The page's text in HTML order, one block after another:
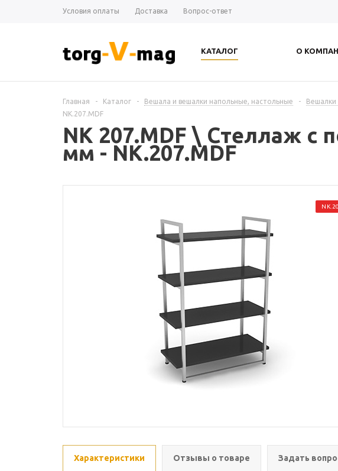
Условия оплаты Доставка Вопрос-ответ
КАТАЛОГ О
Главная - Каталог - Вешала и вешалки напольные, настольные - Вешалки
NK.207.MDF
NK 207.MDF \ Стеллаж с
мм - NK.207.MDF
Характеристики Отзывы о товаре Задать